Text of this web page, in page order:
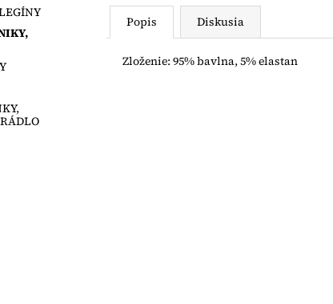
Popis Diskusia
Zloženie: 95% bavlna, 5% elastan